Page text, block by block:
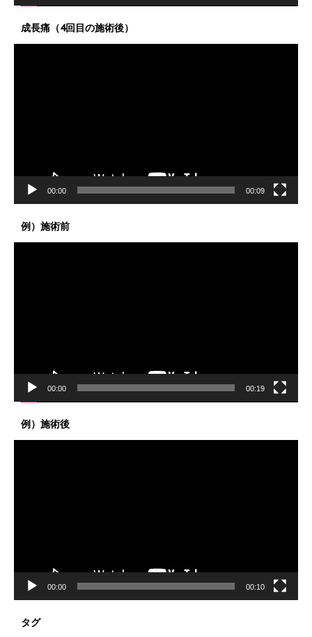
成長痛（4回目の施術後）
00:00 00:09
例）施術前
00:00 00:19
例）施術後
00:00 00:10
タグ